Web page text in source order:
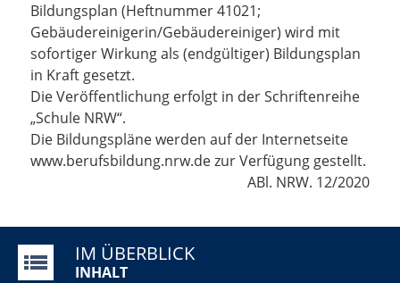
Bildungsplan (Heftnummer 41021;
Gebäudereinigerin/Gebäudereiniger) wird mit
sofortiger Wirkung als (endgültiger) Bildungsplan
in Kraft gesetzt.
Die Veröffentlichung erfolgt in der Schriftenreihe
„Schule NRW“.
Die Bildungspläne werden auf der Internetseite
www.berufsbildung.nrw.de zur Verfügung gestellt.
ABl. NRW. 12/2020
IM ÜBERBLICK
INHALT